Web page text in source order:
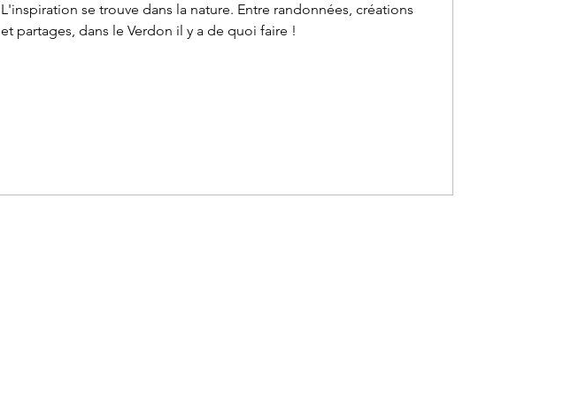
L'inspiration se trouve dans la nature. Entre randonnées, créations
et partages, dans le Verdon il y a de quoi faire !